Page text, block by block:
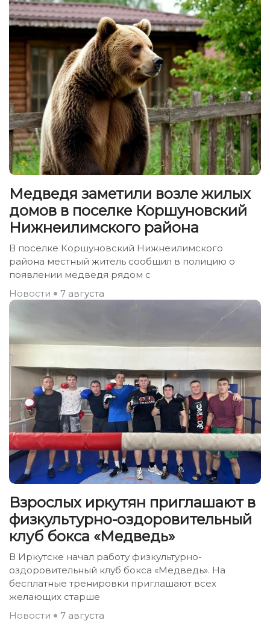
Медведя заметили возле жилых
домов в поселке Коршуновский
Нижнеилимского района
В поселке Коршуновский Нижнеилимского
района местный житель сообщил в полицию о
появлении медведя рядом с
Новости
7 августа
Взрослых иркутян приглашают в
физкультурно-оздоровительный
клуб бокса «Медведь»
В Иркутске начал работу физкультурно-
оздоровительный клуб бокса «Медведь». На
бесплатные тренировки приглашают всех
желающих старше
Новости
7 августа